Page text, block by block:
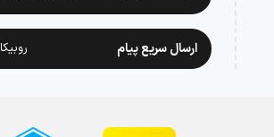
ارسال سریع پیام روبیکا